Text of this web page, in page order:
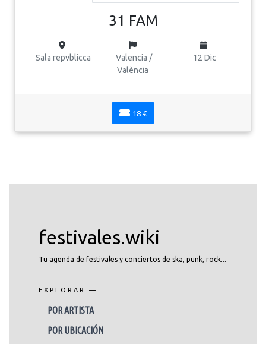
31 FAM
Sala repvblicca
Valencia /
València
12 Dic
18 €
festivales.wiki
Tu agenda de festivales y conciertos de ska, punk, rock...
EXPLORAR —
POR ARTISTA
POR UBICACIÓN